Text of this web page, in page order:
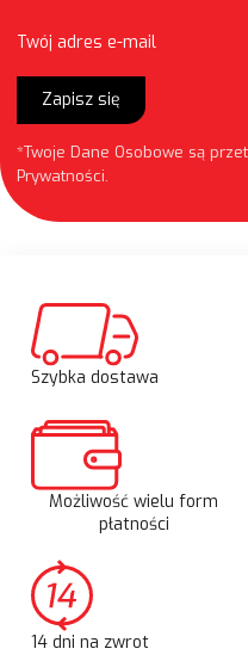
Twój adres e-mail
Zapisz się
*Twoje Dane Osobowe są
Prywatności.
Szybka dostawa
Możliwość wielu form
płatności
14 dni na zwrot